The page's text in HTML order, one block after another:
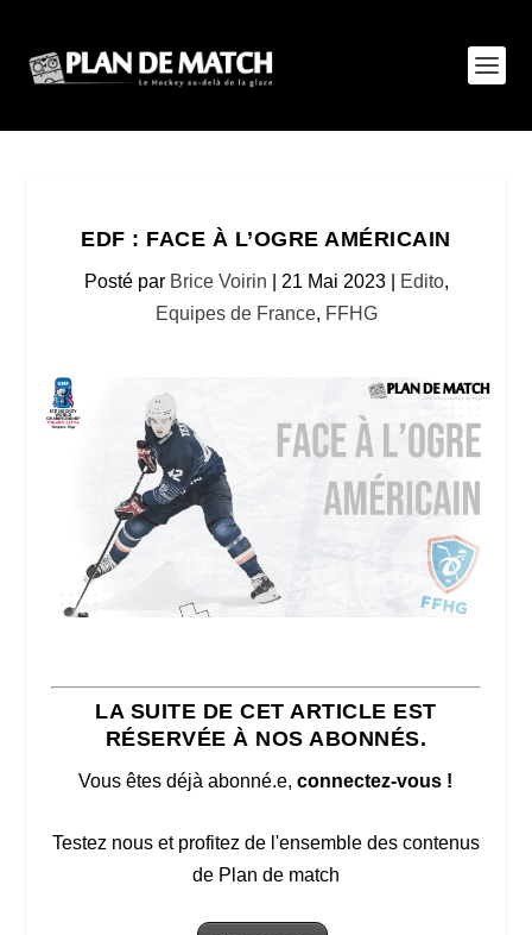
EDF : FACE À L’OGRE AMÉRICAIN
Posté par Brice Voirin 21 Mai 2023| Edito,
Equipes de France, FFHG
LA SUITE DE CET ARTICLE EST
RÉSERVÉE À NOS ABONNÉS.
Vous êtes déjà abonné.e,connectez-vous !
Testez nous et profitez de l'ensemble des contenus
de Plan de match